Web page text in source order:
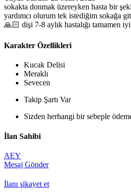
sokakta donmak üzereyken hasta bir
yardımcı olurum tek istediğim sokağa
🙏🏻 dişi 7-8 aylık hastalığı tamamen
Karakter Özellikleri
Kucak Delisi
Meraklı
Sevecen
Takip Şartı Var
Sizden herhangi bir sebeple
İlan Sahibi
AEY
Mesaj Gönder
İlanı şikayet et